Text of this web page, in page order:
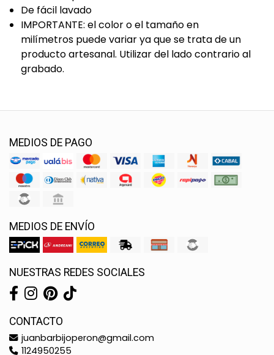
De fácil lavado
IMPORTANTE: el color o el tamaño en
milímetros puede variar ya que se trata de un
producto artesanal. Utilizar del lado contrario al
grabado.
MEDIOS DE PAGO
MEDIOS DE ENVÍO
NUESTRAS REDES SOCIALES
CONTACTO
juanbarbijoperon@gmail.com
1124950255